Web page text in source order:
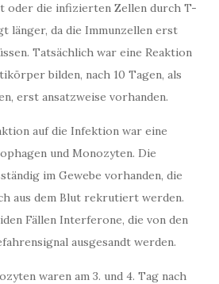
die infizierten Zellen durch T-
länger, da die Immunzellen erst
Tatsäch­lich war eine Reaktion
bilden, nach 10 Tagen, als
erst ansatzweise vorhanden.
auf die Infektion war eine
und Monozyten. Die
im Gewebe vorhanden, die
aus dem Blut re­krutiert werden.
Fällen Interferone, die von den
ausgesandt werden.
waren am 3. und 4. Tag nach